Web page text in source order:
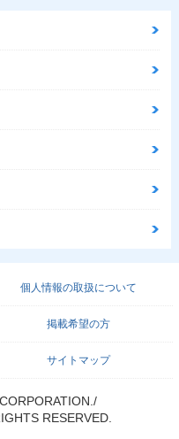
個人情報の取扱について
掲載希望の方
サイトマップ
RESERVED.